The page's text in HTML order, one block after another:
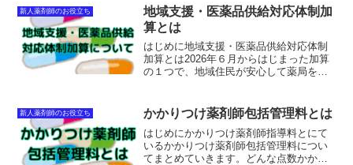
て、薬を減らせれば算定できるって感じ
かな？処方提案みたいな...
新人薬剤師のお役立ち
地域支援・医薬品供給対応体制加
算とは
はじめに地域支援・医薬品供給対応体制
加算とは2026年６月からはじまった加算
の１つで、地域住民が安心して薬局を利
メージとしては今まであった後発医薬品
調剤体制加算と地域支...
新人薬剤師のお役立ち かかりつけ薬剤師包括管理料とは
はじめにかかりつけ薬剤師指導料とにて
いるかかりつけ薬剤師包括管理料につい
てまとめていきます。どんな点数かかり